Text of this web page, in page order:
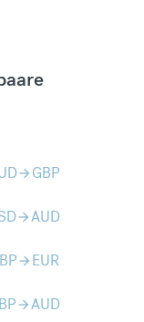
arrow_forward GBP
arrow_forwardAUD
arrow_forward EUR
arrow_forwardAUD